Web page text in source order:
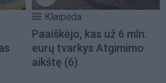
Klaipėda
Paaiškėjo, kas už 6 mln.
eurų tvarkys Atgimimo
aikštę (6)